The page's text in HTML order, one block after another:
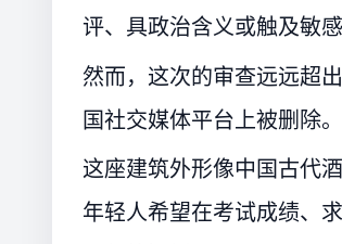
评、具政治含义或触及敏
然而，这次的审查远远超
国社交媒体平台上被删除。
这座建筑外形像中国古代
年轻人希望在考试成绩、